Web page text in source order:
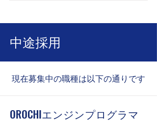
中途採用
現在募集中の職種は以下の通りです
OROCHIエンジンプログラマ